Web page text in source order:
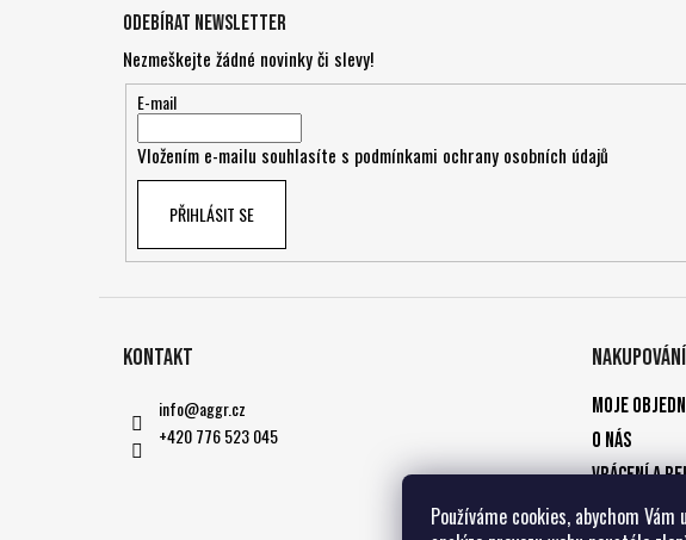
Používáme cookies, abychom
Odebírat newsletter
Nezmeškejte žádné novinky či slevy!
E-mail
Vložením e-mailu souhlasíte s podmínkami ochrany osobních údajů
PŘIHLÁSIT SE
Kontakt
info@aggr.cz
+420 776 523 045
Nakupování
Moje
O nás
Vrácení a
Způsoby